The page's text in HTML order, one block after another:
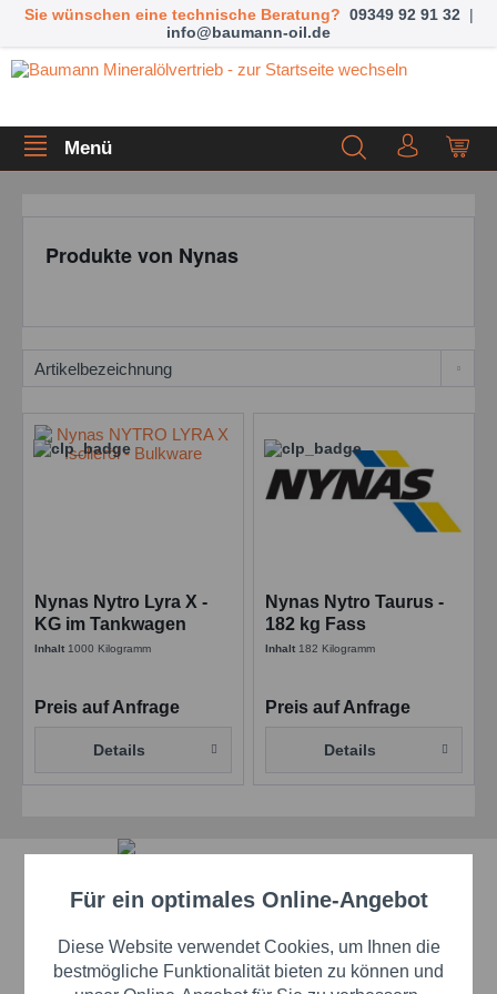
Sie wünschen eine technische Beratung? 09349 92 91 32 |
info@baumann-oil.de
Menü
Produkte von Nynas
Nynas Nytro Lyra X -
KG im Tankwagen
Inhalt 1000 Kilogramm
Preis auf Anfrage
Details
Nynas Nytro Taurus -
182 kg Fass
Inhalt 182 Kilogramm
Preis auf Anfrage
Details
Premium-Händler
Funktionale Aktiv
Marketing Aktiv
Für ein optimales Online-Angebot
Diese Website verwendet Cookies, um Ihnen die
bestmögliche Funktionalität bieten zu können und